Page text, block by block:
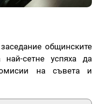
общинските
сетне успяха да
на съвета и